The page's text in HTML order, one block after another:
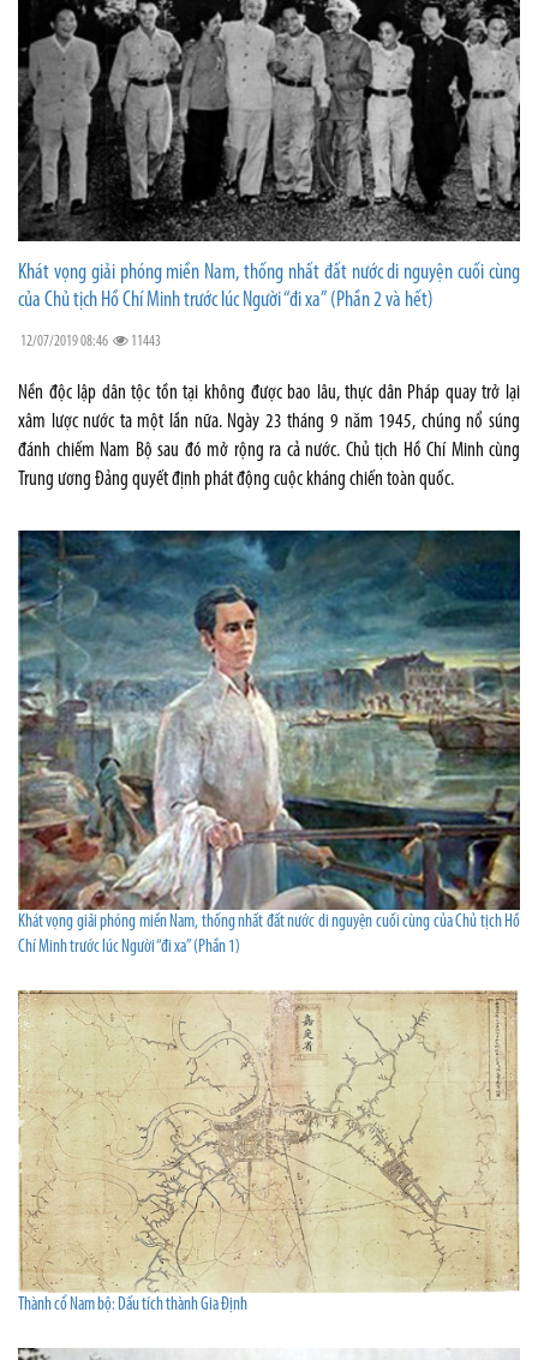
Khát vọng giải phóng miền Nam, thống nhất đất nước di nguyện cuối cùng
của Chủ tịch Hồ Chí Minh trước lúc Người “đi xa” (Phần 2 và hết)
12/07/2019 08:46 11443
Nền độc lập dân tộc tồn tại không được bao lâu, thực dân Pháp quay trở lại
xâm lược nước ta một lần nữa. Ngày 23 tháng 9 năm 1945, chúng nổ súng
đánh chiếm Nam Bộ sau đó mở rộng ra cả nước. Chủ tịch Hồ Chí Minh cùng
Trung ương Đảng quyết định phát động cuộc kháng chiến toàn quốc.
Khát vọng giải phóng miền Nam, thống nhất đất nước di nguyện cuối cùng của Chủ tịch Hồ
Chí Minh trước lúc Người “đi xa” (Phần 1)
Thành cổ Nam bộ: Dấu tích thành Gia Định